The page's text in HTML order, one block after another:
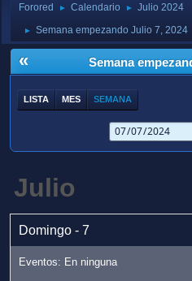
Forored ► Calendario ► Julio 2024
► Semana empezando Julio 7, 2024
« Semana
LISTA MES SEMANA
Julio
Domingo - 7